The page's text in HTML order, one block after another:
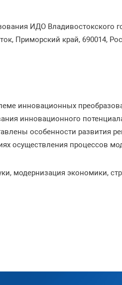
ИДО Владивостокского
Приморский край, 690014,
инновационных
инновационного
особенности развития
осуществления процессов
модернизация экономики,